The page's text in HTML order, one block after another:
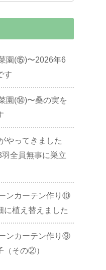
園(⑮)〜2026年6
す
園(⑭)〜桑の実を
やってきました
全員無事に巣立
ンカーテン作り⑩
に植え替えました
ンカーテン作り⑨
（その②）